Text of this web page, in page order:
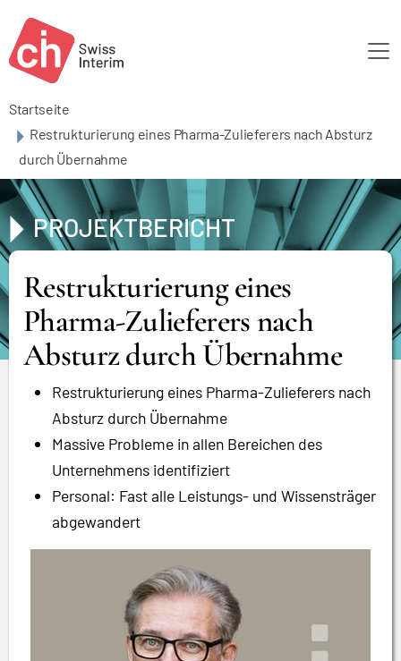
Startseite
Restrukturierung eines Pharma-Zulieferers nach Absturz
durch Übernahme
PROJEKTBERICHT
Restrukturierung eines
Pharma-Zulieferers nach
Absturz durch Übernahme
Restrukturierung eines Pharma-Zulieferers nach
Absturz durch Übernahme
Massive Probleme in allen Bereichen des
Unternehmens identifiziert
Personal: Fast alle Leistungs- und Wissensträger
abgewandert